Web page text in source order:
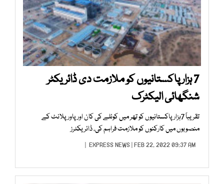
7 ہزارپاکستانیوں کو ملازمت دی ڈائریکٹر
شنگھائی الیکٹرک
تقریباً 7ہزار پاکستانیوں کو تھر میں کوئلے کی کان اور پاور پلانٹ کے
منصوبوں میں کارکنوں کو ملازمت فراہم کی، ڈائریکٹرز
EXPRESS NEWS| FEB 22, 2022 09:37 AM |